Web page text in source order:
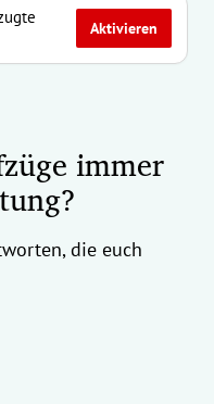
Aktivieren
immer
die euch